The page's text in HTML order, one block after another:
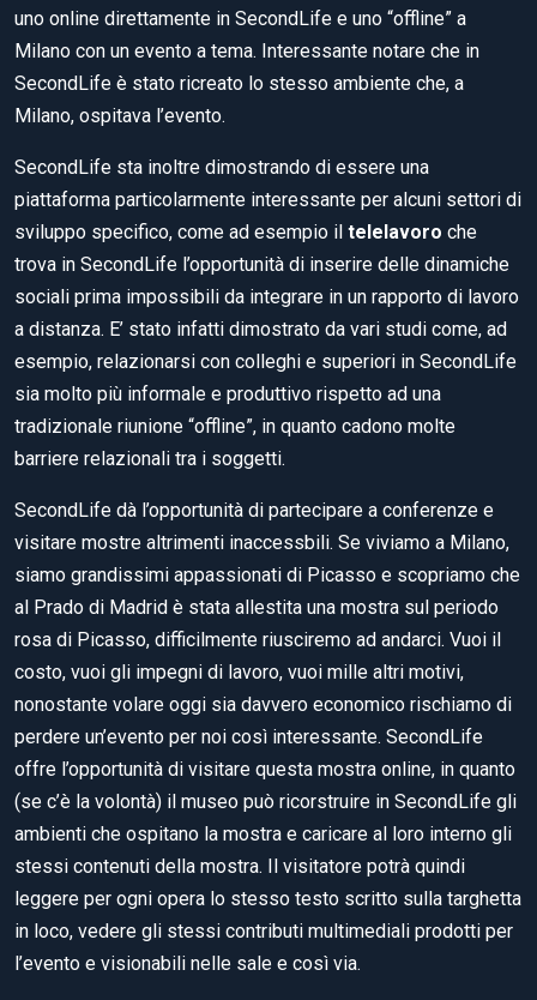
uno online direttamente in SecondLife e uno “offline” a
Milano con un evento a tema. Interessante notare che in
SecondLife è stato ricreato lo stesso ambiente che, a
Milano, ospitava l’evento.
SecondLife sta inoltre dimostrando di essere una
piattaforma particolarmente interessante per alcuni settori di
sviluppo specifico, come ad esempio il telelavoro che
trova in SecondLife l’opportunità di inserire delle dinamiche
sociali prima impossibili da integrare in un rapporto di lavoro
a distanza. E’ stato infatti dimostrato da vari studi come, ad
esempio, relazionarsi con colleghi e superiori in SecondLife
sia molto più informale e produttivo rispetto ad una
tradizionale riunione “offline”, in quanto cadono molte
barriere relazionali tra i soggetti.
SecondLife dà l’opportunità di partecipare a conferenze e
visitare mostre altrimenti inaccessbili. Se viviamo a Milano,
siamo grandissimi appassionati di Picasso e scopriamo che
al Prado di Madrid è stata allestita una mostra sul periodo
rosa di Picasso, difficilmente riusciremo ad andarci. Vuoi il
costo, vuoi gli impegni di lavoro, vuoi mille altri motivi,
nonostante volare oggi sia davvero economico rischiamo di
perdere un’evento per noi così interessante. SecondLife
offre l’opportunità di visitare questa mostra online, in quanto
(se c’è la volontà) il museo può ricorstruire in SecondLife gli
ambienti che ospitano la mostra e caricare al loro interno gli
stessi contenuti della mostra. Il visitatore potrà quindi
leggere per ogni opera lo stesso testo scritto sulla targhetta
in loco, vedere gli stessi contributi multimediali prodotti per
l’evento e visionabili nelle sale e così via.